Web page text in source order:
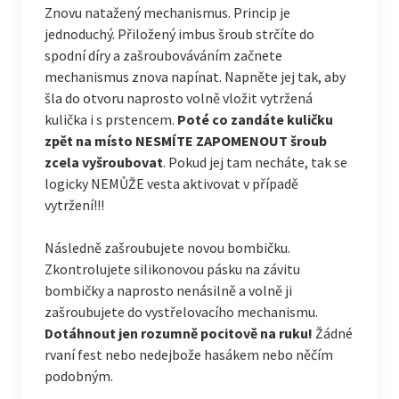
Znovu natažený mechanismus. Princip je
jednoduchý. Přiložený imbus šroub strčíte do
spodní díry a zašroubováváním začnete
mechanismus znova napínat. Napněte jej tak, aby
šla do otvoru naprosto volně vložit vytržená
kulička i s prstencem. Poté co zandáte kuličku
zpět na místo NESMÍTE ZAPOMENOUT šroub
zcela vyšroubovat. Pokud jej tam necháte, tak se
logicky NEMŮŽE vesta aktivovat v případě
vytržení!!!
Následně zašroubujete novou bombičku.
Zkontrolujete silikonovou pásku na závitu
bombičky a naprosto nenásilně a volně ji
zašroubujete do vystřelovacího mechanismu.
Dotáhnout jen rozumně pocitově na ruku! Žádné
rvaní fest nebo nedejbože hasákem nebo něčím
podobným.